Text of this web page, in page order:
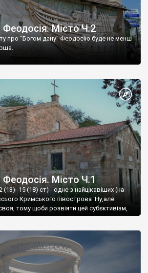
Місто Ч.2
про "Богом дану" Феодосію буде не менш
Місто Ч.1
-15 (18) ст) - одне з найцікавіших (на
Кримського півострова .Ну,але
тому щоби розвіяти цей субєктивізм,
це